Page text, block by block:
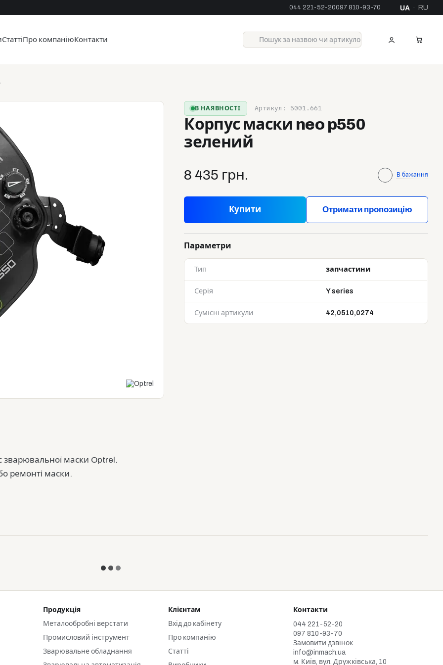
044 221-52-20097 810-93-70 UA · RU
СтаттіПро компаніюКонтакти
Корпус маски neo p550
зелений
В НАЯВНОСТІ Артикул: 5001.661
8 435 грн. В бажання
Купити Отримати пропозицію
Параметри
Тип запчастини
Серія Y series
Сумісні артикули 42,0510,0274
маски Optrel.
ремонті маски.
Продукція
Металообробні верстати
Промисловий інструмент
Зварювальне обладнання
Клієнтам
Вхід до кабінету
Про компанію
Статті
Контакти
044 221-52-20
097 810-93-70
Замовити дзвінок
info@inmach.ua
м. Київ, вул. Дружківська, 10